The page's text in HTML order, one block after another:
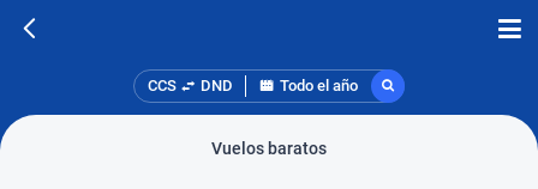
CCS DND Todo el año
Vuelos baratos